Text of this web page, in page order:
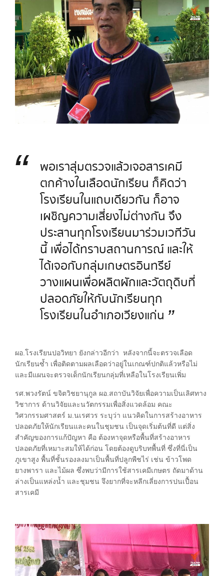
“
พอเราสุ่มตรวจแล้วเจอสารเคมี
ตกค้างในเลือดนักเรียน ก็คิดว่า
โรงเรียนในแถบเดียวกัน ก็อาจ
เผชิญความเสี่ยงไม่ต่างกัน จึง
ประสานทุกโรงเรียนมาร่วมเวทีวัน
นี้ เพื่อได้ทราบสถานการณ์ และให้
ได้เจอกับกลุ่มเกษตรอินทรีย์
วางแผนเพื่อผลิตผักและวัตถุดิบที่
ปลอดภัยให้กับนักเรียนทุก
โรงเรียนในอำเภอเวียงแก่น ”
ผอ.โรงเรียนปอวิทยา ยังกล่าวอีกว่า หลังจากนี้จะตรวจเลือด
นักเรียนซ้ำ เพื่อติดตามผลเลือดว่าอยู่ในเกณฑ์ปกติแล้วหรือไม่
และมีแผนจะตรวจเด็กนักเรียนกลุ่มที่เหลือในโรงเรียนเพิ่ม
รศ.พวงรัตน์ ขจิตวิชยานุกูล ผอ.สถาบันวิจัยเพื่อความเป็นเลิศทาง
วิชาการ ด้านวิจัยและนวัตกรรมเพื่อสิ่งแวดล้อม คณะ
วิศวกรรมศาสตร์ ม.นเรศวร ระบุว่า แนวคิดในการสร้างอาหาร
ปลอดภัยให้นักเรียนและคนในชุมชน เป็นจุดเริ่มต้นที่ดี แต่สิ่ง
สำคัญของการแก้ปัญหา คือ ต้องหาจุดหรือพื้นที่สร้างอาหาร
ปลอดภัยที่เหมาะสมให้ได้ก่อน โดยต้องดูบริบทพื้นที่ ซึ่งที่นี่เป็น
ภูเขาสูง พื้นที่ชั้นรองลงมาเป็นพื้นที่ปลูกพืชไร่ เช่น ข้าวโพด
ยางพารา และไม้ผล ซึ่งพบว่ามีการใช้สารเคมีเกษตร ถัดมาด้าน
ล่างเป็นแหล่งน้ำ และชุมชน จึงยากที่จะหลีกเลี่ยงการปนเปื้อน
สารเคมี